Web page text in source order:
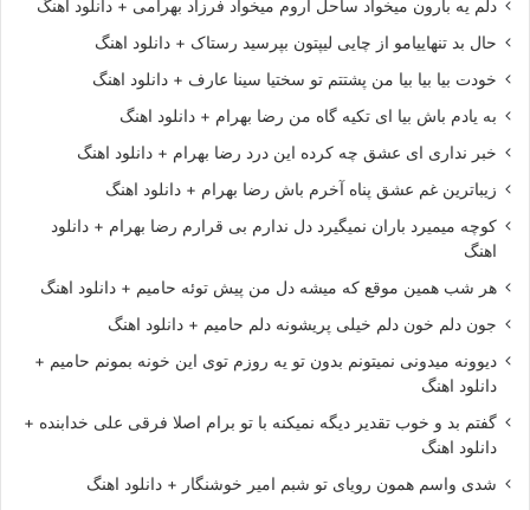
دلم یه بارون میخواد ساحل آروم میخواد فرزاد بهرامی + دانلود اهنگ
حال بد تنهاییامو از چایی لیپتون بپرسید رستاک + دانلود اهنگ
خودت بیا بیا بیا من پشتتم تو سختیا سینا عارف + دانلود اهنگ
به یادم باش بیا ای تکیه گاه من رضا بهرام + دانلود اهنگ
خبر نداری ای عشق چه کرده این درد رضا بهرام + دانلود اهنگ
زیباترین غم عشق پناه آخرم باش رضا بهرام + دانلود اهنگ
کوچه میمیرد باران نمیگیرد دل ندارم بی قرارم رضا بهرام + دانلود
اهنگ
هر شب همین موقع که میشه دل من پیش توئه حامیم + دانلود اهنگ
جون دلم خون دلم خیلی پریشونه دلم حامیم + دانلود اهنگ
دیوونه میدونی نمیتونم بدون تو یه روزم توی این خونه بمونم حامیم +
دانلود اهنگ
گفتم بد و خوب تقدیر دیگه نمیکنه با تو برام اصلا فرقی علی خدابنده +
دانلود اهنگ
شدی واسم همون رویای تو شبم امیر خوشنگار + دانلود اهنگ